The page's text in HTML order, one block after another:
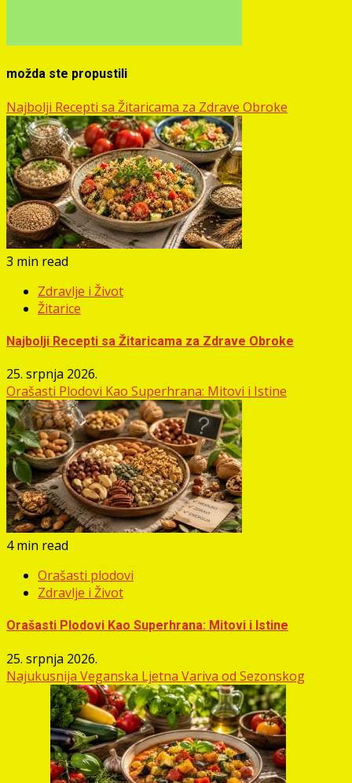
možda ste propustili
Najbolji Recepti sa Žitaricama za Zdrave Obroke
3 min read
Zdravlje i Život
Žitarice
Najbolji Recepti sa Žitaricama za Zdrave Obroke
25. srpnja 2026.
Orašasti Plodovi Kao Superhrana: Mitovi i Istine
4 min read
Orašasti plodovi
Zdravlje i Život
Orašasti Plodovi Kao Superhrana: Mitovi i Istine
25. srpnja 2026.
Najukusnija Veganska Ljetna Variva od Sezonskog